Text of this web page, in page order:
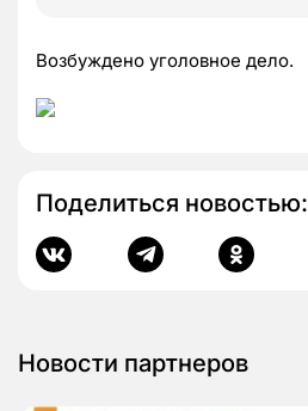
Возбуждено уголовное дело.
Поделиться новостью:
Новости партнеров